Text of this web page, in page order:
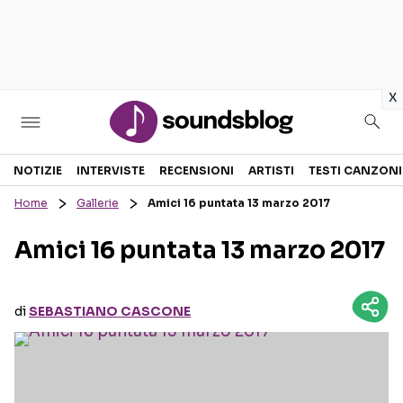
x
Sezioni
RECENSIONI MUSICALI
GOSSIP E CURIOSITÀ
TESTI CANZONI
NOTIZIE INTERVISTE RECENSIONI ARTISTI TESTI CANZONI
Home Gallerie Amici 16 puntata 13 marzo 2017
Amici 16 puntata 13 marzo 2017
diSEBASTIANO CASCONE